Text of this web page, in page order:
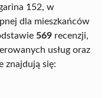
152, w
dla mieszkańców
569 recenzji,
usług oraz
znajdują się: